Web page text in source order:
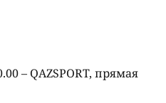
– QAZSPORT, прямая